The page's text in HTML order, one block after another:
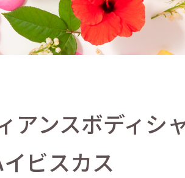
アンスボディシ
ビスカス